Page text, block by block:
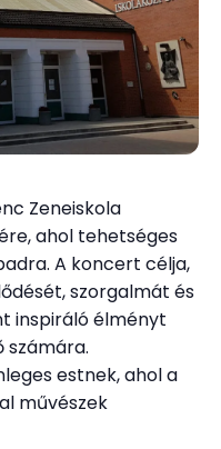
Zeneiskola
ahol tehetséges
A koncert célja,
szorgalmát és
inspiráló élményt
számára.
estnek, ahol a
művészek